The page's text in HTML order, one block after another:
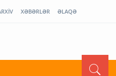
XƏBƏRLƏR ƏLAQƏ